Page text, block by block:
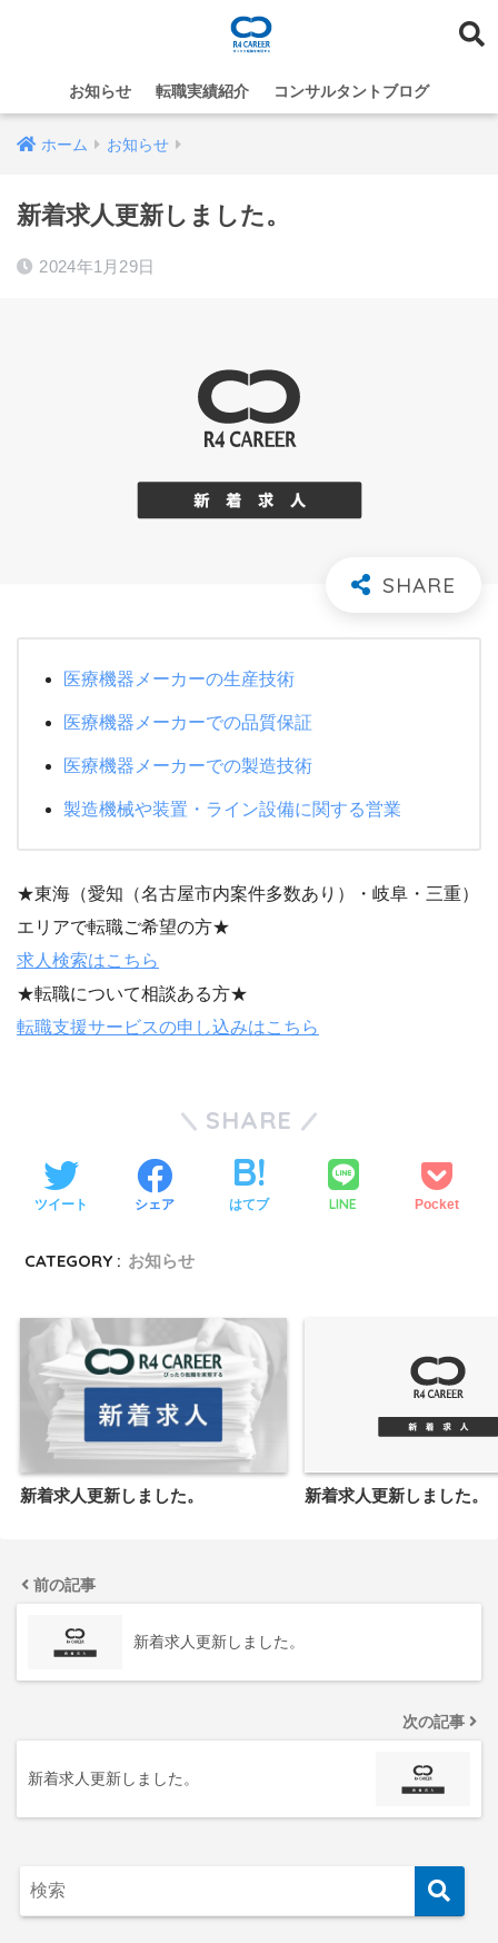
お知らせ 転職実績紹介 コンサルタントブログ
ホーム お知らせ
新着求人更新しました。
2024年1月29日
医療機器メーカーの生産技術
医療機器メーカーでの品質保証
医療機器メーカーでの製造技術
製造機械や装置・ライン設備に関する営業
★東海（愛知（名古屋市内案件多数あり）・岐阜・三重）
エリアで転職ご希望の方★
求人検索はこちら
★転職について相談ある方★
転職支援サービスの申し込みはこちら
SHARE
ツイート シェア はてブ LINE Pocket
CATEGORY : お知らせ
新着求人更新しました。 新着求人更新しました。
前の記事
新着求人更新しました。
次の記事
新着求人更新しました。